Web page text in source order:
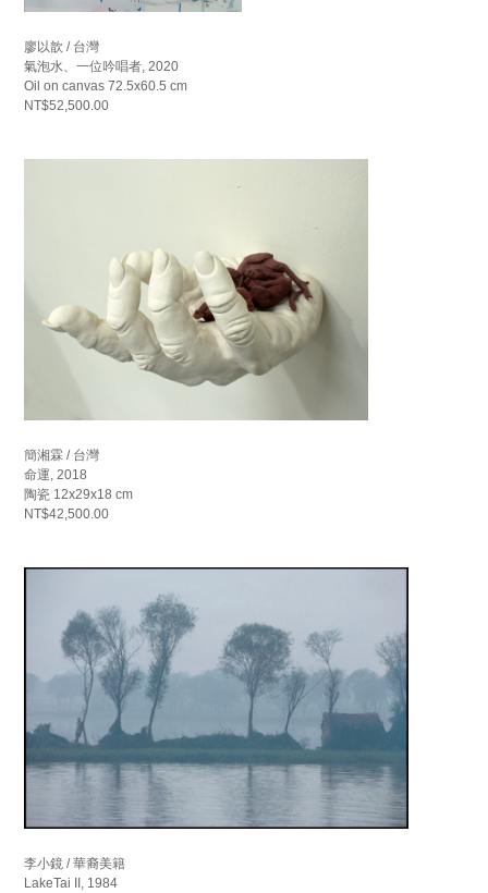
廖以歆 / 台灣
氣泡水、一位吟唱者, 2020
Oil on canvas 72.5x60.5 cm
NT$52,500.00
簡湘霖 / 台灣
命運, 2018
陶瓷 12x29x18 cm
NT$42,500.00
李小鏡 / 華裔美籍
LakeTai II, 1984